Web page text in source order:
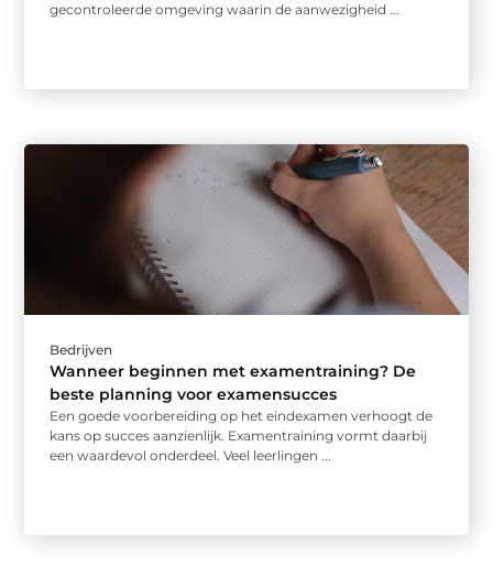
gecontroleerde omgeving waarin de aanwezigheid ...
Bedrijven
Wanneer beginnen met examentraining? De
beste planning voor examensucces
Een goede voorbereiding op het eindexamen verhoogt de
kans op succes aanzienlijk. Examentraining vormt daarbij
een waardevol onderdeel. Veel leerlingen ...